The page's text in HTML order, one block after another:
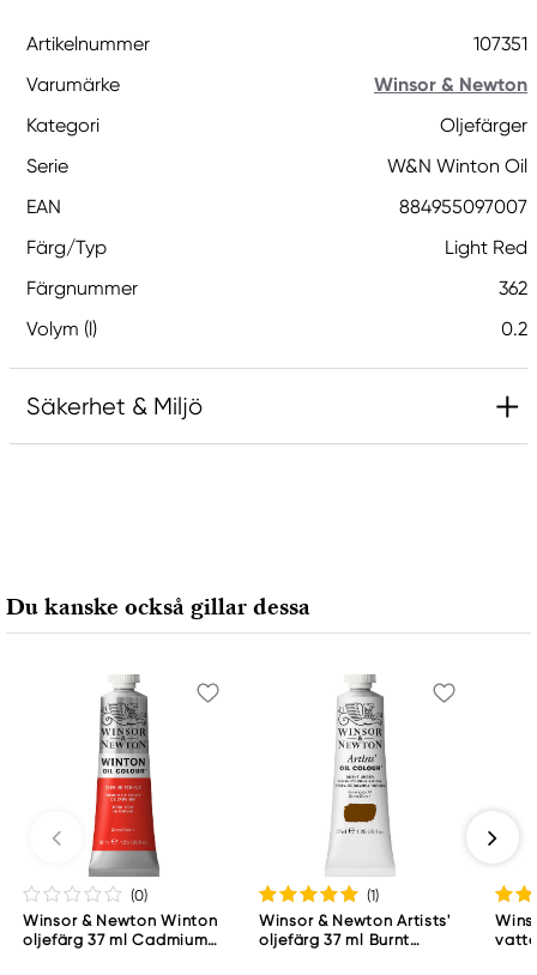
Artikelnummer
107351
Varumärke
Winsor & Newton
Kategori
Oljefärger
Serie
W&N Winton Oil
EAN
884955097007
Färg/Typ
Light Red
Färgnummer
362
Volym (l)
0.2
Säkerhet & Miljö
61930 Trosa, Sweden
info@colart.se
Du kanske också gillar dessa
(0)
Winsor & Newton Winton
oljefärg 37 ml Cadmium
(1)
Winsor & Newton Artists'
oljefärg 37 ml Burnt